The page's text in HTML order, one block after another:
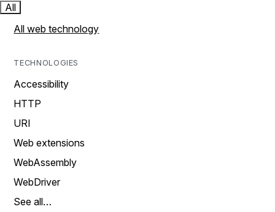
All
All web technology
TECHNOLOGIES
Accessibility
HTTP
URI
Web extensions
WebAssembly
WebDriver
See all…